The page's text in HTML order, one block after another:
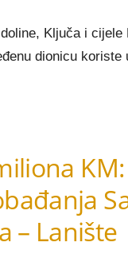
Ključa i cijele
dionicu
– Lanište